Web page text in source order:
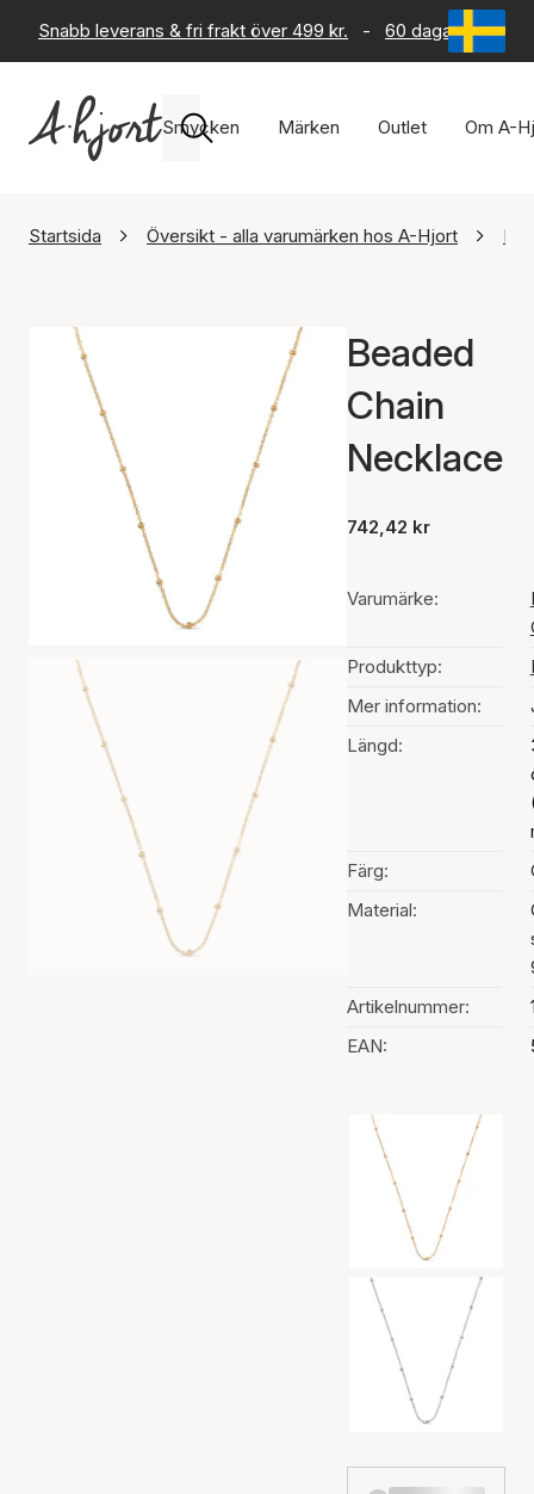
Snabb leverans & fri frakt över 499 kr. - 60 dagars
Smycken Märken Outlet Om A-
Startsida Översikt - alla varumärken hos A-Hjort
Beaded
Chain
Necklace
742,42 kr
Varumärke:
Produkttyp:
Mer information:
Längd:
Färg:
Material:
Artikelnummer:
EAN:
Val av färg